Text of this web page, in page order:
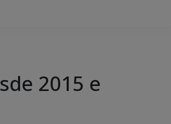
2015 e